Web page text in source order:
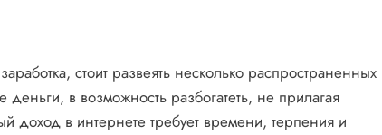
стоит развеять несколько распространенных
в возможность разбогатеть, не прилагая
доход в интернете требует времени, терпения и